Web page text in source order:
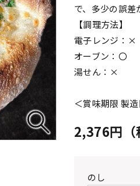
で、多少の誤差
【調理方法】
電子レンジ：×
オーブン：〇
湯せん：×
＜賞味期限 製
2,376円（
のし